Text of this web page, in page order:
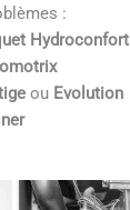
:
Hydroconfort
ou Evolution